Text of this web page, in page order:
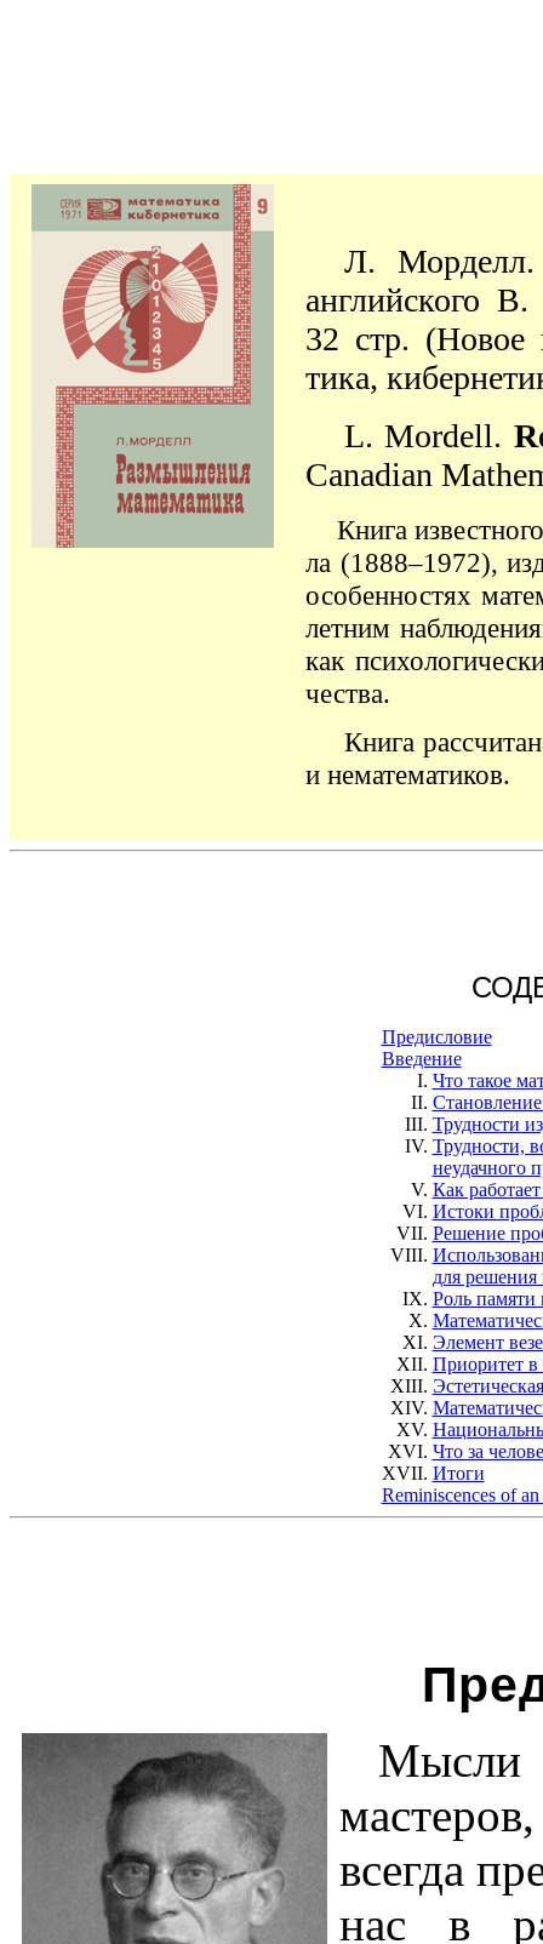
Л.
англий­ского
32 стр. (Новое
тика,
L. Mordell.
Canadian
Книга
ла (1888–1972),
осо­бен­ностях
лет­ним
как
чест­ва.
Книга
и нематематиков.
Предисловие
Введение
I. Что такое
II.
III. Трудности
IV. Трудности,
неудачного
V. Как
VI. Истоки
VII. Решение
VIII.
для решения
IX. Роль памяти
X.
XI. Элемент
XII. Приоритет в
XIII.
XIV.
XV.
XVI. Что за
XVII. Итоги
Reminiscences of
всегда
нас в